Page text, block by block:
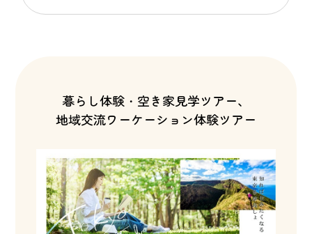
暮らし体験・空き家見学ツアー、
地域交流ワーケーション体験ツアー